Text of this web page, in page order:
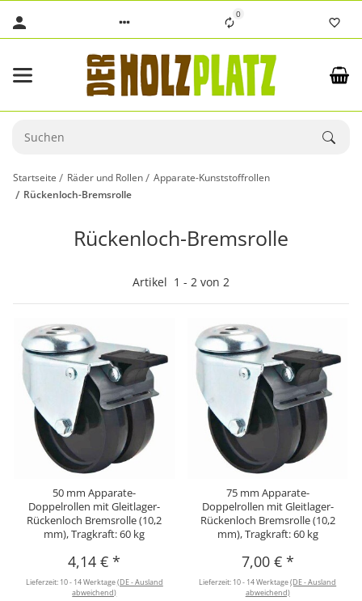
0
Startseite Räder und Rollen
Apparate-Kunststoffrollen
Rückenloch-Bremsrolle
Rückenloch-Bremsrolle
Artikel 1 - 2 von 2
50 mm Apparate-
Doppelrollen mit Gleitlager-
Rückenloch Bremsrolle (10,2
mm), Tragkraft: 60 kg
4,14 €*
Lieferzeit: 10 - 14 Werktage(DE - Ausland
abweichend)
75 mm Apparate-
Doppelrollen mit Gleitlager-
Rückenloch Bremsrolle (10,2
mm), Tragkraft: 60 kg
7,00 € *
Lieferzeit: 10 - 14 Werktage(DE - Ausland
abweichend)